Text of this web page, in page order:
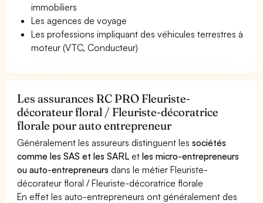
immobiliers
Les agences de voyage
Les professions impliquant des véhicules terrestres à
moteur (VTC, Conducteur)
Les assurances RC PRO Fleuriste-
décorateur floral / Fleuriste-décoratrice
florale pour auto entrepreneur
Généralement les assureurs distinguent lessociétés
comme les SAS et les SARL etles micro-entrepreneurs
ou auto-entrepreneurs dans le métier Fleuriste-
décorateur floral / Fleuriste-décoratrice florale
En effet les auto-entrepreneurs ont généralement des